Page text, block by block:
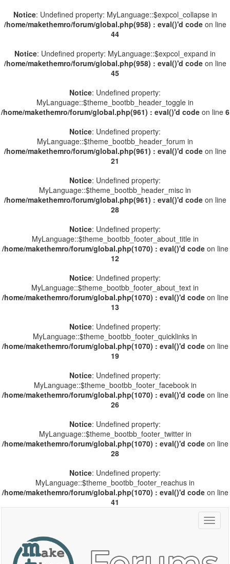
Notice: Undefined property: MyLanguage::$expcol_collapse in
/home/makethemro/forum/global.php(958) : eval()'d codeon line
44
Notice: Undefined property: MyLanguage::$expcol_expand in
/home/makethemro/forum/global.php(958) : eval()'d codeon line
45
Notice: Undefined property:
MyLanguage::$theme_bootbb_header_toggle in
/home/makethemro/forum/global.php(961) : eval()'d codeon line 6
Notice: Undefined property:
MyLanguage::$theme_bootbb_header_forum in
/home/makethemro/forum/global.php(961) : eval()'d codeon line
21
Notice: Undefined property:
MyLanguage::$theme_bootbb_header_misc in
/home/makethemro/forum/global.php(961) : eval()'d codeon line
28
Notice: Undefined property:
MyLanguage::$theme_bootbb_footer_about_title in
/home/makethemro/forum/global.php(1070) : eval()'d codeon line
12
Notice: Undefined property:
MyLanguage::$theme_bootbb_footer_about_text in
/home/makethemro/forum/global.php(1070) : eval()'d codeon line
13
Notice: Undefined property:
MyLanguage::$theme_bootbb_footer_quicklinks in
/home/makethemro/forum/global.php(1070) : eval()'d codeon line
19
Notice: Undefined property:
MyLanguage::$theme_bootbb_footer_facebook in
/home/makethemro/forum/global.php(1070) : eval()'d codeon line
26
Notice: Undefined property:
MyLanguage::$theme_bootbb_footer_twitter in
/home/makethemro/forum/global.php(1070) : eval()'d codeon line
28
Notice: Undefined property:
MyLanguage::$theme_bootbb_footer_reachus in
/home/makethemro/forum/global.php(1070) : eval()'d codeon line
41